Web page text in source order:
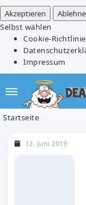
Akzeptieren
Selbst wählen
Cookie-Richtlinie
Impressum
Startseite
12. Juni 2019